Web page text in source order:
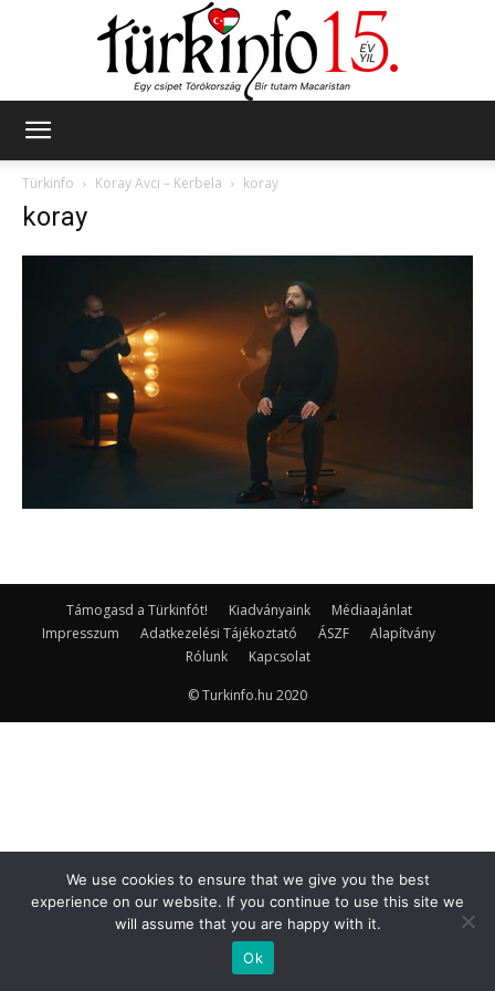
Türkinfo
Koray Avcı – Kerbela koray
koray
Támogasd a Türkinfót! Kiadványaink
Médiaajánlat
Impresszum
Adatkezelési Tájékoztató ÁSZF
Alapítvány
Rólunk
Kapcsolat
© Turkinfo.hu 2020
We use cookies to ensure that we give you the best
experience on our website. If you continue to use this site we
will assume that you are happy with it.
Ok